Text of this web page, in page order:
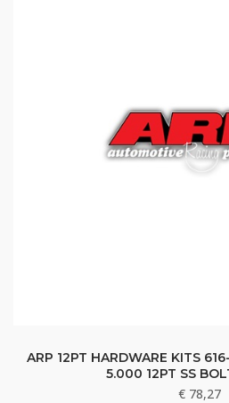
ARP 12PT HARDWARE KITS
5.000 12PT SS
€ 78,27